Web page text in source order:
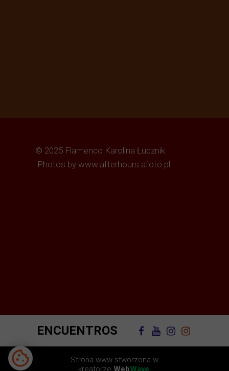
ENCUENTROS
© 2025 Flamenco Karolina Łucznik
Photos by www.afterhours.afoto.pl
Strona www stworzona w
kreatorze WebWave.